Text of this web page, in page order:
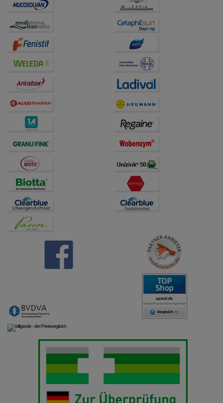
Website weiter für Sie optimieren können, den Inhalt
Drittseiten möglichst relevant für Sie zu gestalten.
Dritte wie z.B. Google oder soziale Medien